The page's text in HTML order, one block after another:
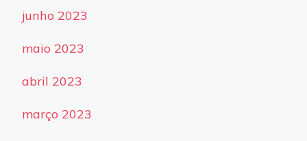
junho 2023
maio 2023
abril 2023
março 2023